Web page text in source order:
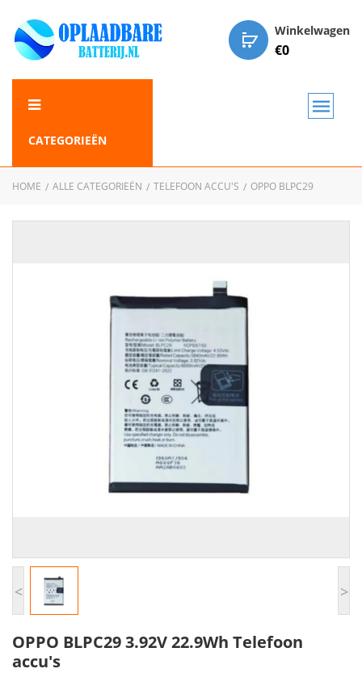
Winkelwagen
€0
CATEGORIEËN
HOME ALLE CATEGORIEËN TELEFOON ACCU'S OPPO BLPC29
< >
OPPO BLPC29 3.92V 22.9Wh Telefoon
accu's